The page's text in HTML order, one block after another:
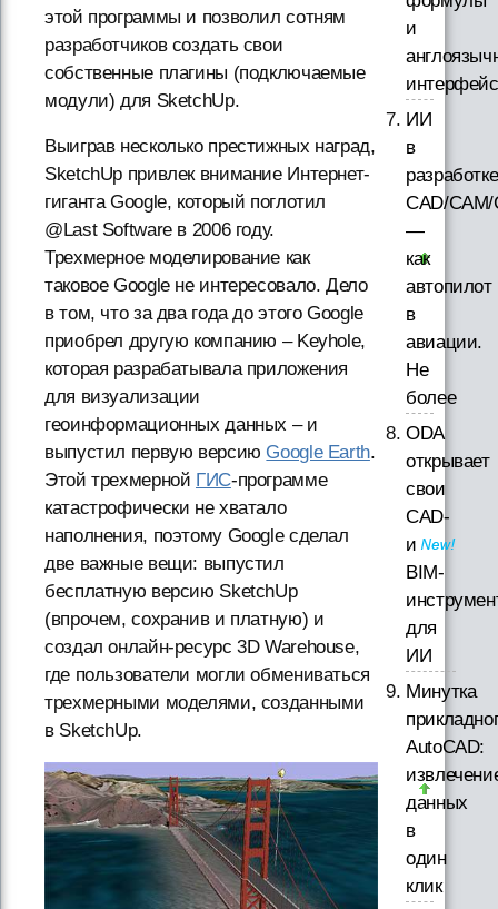
этой программы и позволил сотням
разработчиков создать свои
собственные плагины (подключаемые
модули) для SketchUp.
Выиграв несколько престижных наград,
SketchUp привлек внимание Интернет-
гиганта Google, который поглотил
@Last Software в 2006 году.
Трехмерное моделирование как
таковое Google не интересовало. Дело
в том, что за два года до этого Google
приобрел другую компанию – Keyhole,
которая разрабатывала приложения
для визуализации
геоинформационных данных – и
выпустил первую версию Google Earth.
Этой трехмерной ГИС-программе
катастрофически не хватало
наполнения, поэтому Google сделал
две важные вещи: выпустил
бесплатную версию SketchUp
(впрочем, сохранив и платную) и
создал онлайн-ресурс 3D Warehouse,
где пользователи могли обмениваться
трехмерными моделями, созданными
в SketchUp.
и
ИИ
в
разработке
CAD/
—
как
автопилот
в
авиации.
Не
более
ODA
открывает
свои
CAD-
и
BIM-
для
ИИ
Минутка
AutoCAD:
данных
в
один
клик